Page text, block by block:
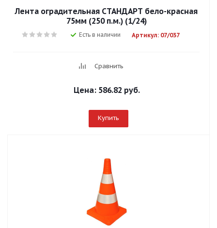
Лента оградительная СТАНДАРТ бело-красная
75мм (250 п.м.) (1/24)
Есть в наличии Артикул: 07/037
Сравнить
Цена: 586.82 руб.
Купить